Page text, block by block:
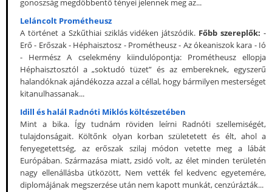
gonoszság megdöbbentő tényei jelennek meg az...
Leláncolt Prométheusz
A történet a Szkűthiai sziklás vidéken játszódik. Főbb szereplők: -
Erő - Erőszak - Héphaisztosz - Prométheusz - Az ókeaniszok kara - Ió
- Hermész A cselekmény kiindulópontja: Prométheusz ellopja
Héphaisztosztól a „soktudó tüzet” és az embereknek, egyszerű
halandóknak ajándékozza azzal a céllal, hogy bármilyen mesterséget
kitanulhassanak...
Idill és halál Radnóti Miklós költészetében
Mint a bika. Így tudnám röviden leírni Radnóti szellemiségét,
tulajdonságait. Költőnk olyan korban születetett és élt, ahol a
fenyegetettség, az erőszak szilaj módon vetette meg a lábát
Európában. Származása miatt, zsidó volt, az élet minden területén
nagy ellenállásba ütközött, Nem vették fel kedvenc egyetemére,
diplomájának megszerzése után nem kapott munkát, cenzúrázták...